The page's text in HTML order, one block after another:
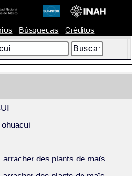
Búsquedas Créditos
ohuacui
arracher des plants de maïs.